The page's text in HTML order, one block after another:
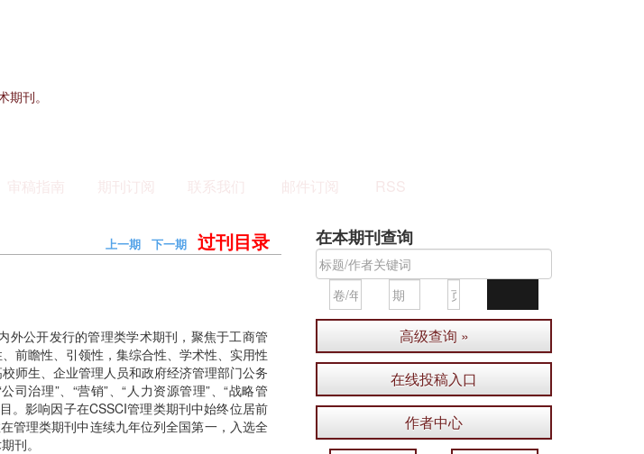
刊。
审稿指南 期刊订阅 联系我们 邮件订阅 RSS
上一期 下一期 过刊目录
外公开发行的管理类学术期刊，聚焦于工商管
前瞻性、引领性，集综合性、学术性、实用性
师生、企业管理人员和政府经济管理部门公务
司治理”、“营销”、“人力资源管理”、“战略管
。影响因子在CSSCI管理类期刊中始终位居前
管理类期刊中连续九年位列全国第一，入选全
刊。
在本期刊查询
高级查询 »
在线投稿入口
作者中心